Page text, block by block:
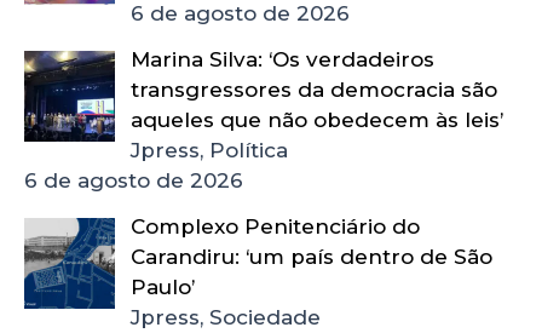
6 de agosto de 2026
Marina Silva: ‘Os verdadeiros
transgressores da democracia são
aqueles que não obedecem às leis’
Jpress, Política
6 de agosto de 2026
Complexo Penitenciário do
Carandiru: ‘um país dentro de São
Paulo’
Jpress, Sociedade